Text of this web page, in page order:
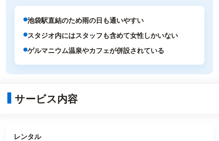
池袋駅直結のため雨の日も通いやすい
スタジオ内にはスタッフも含めて女性しかいない
ゲルマニウム温泉やカフェが併設されている
サービス内容
レンタル